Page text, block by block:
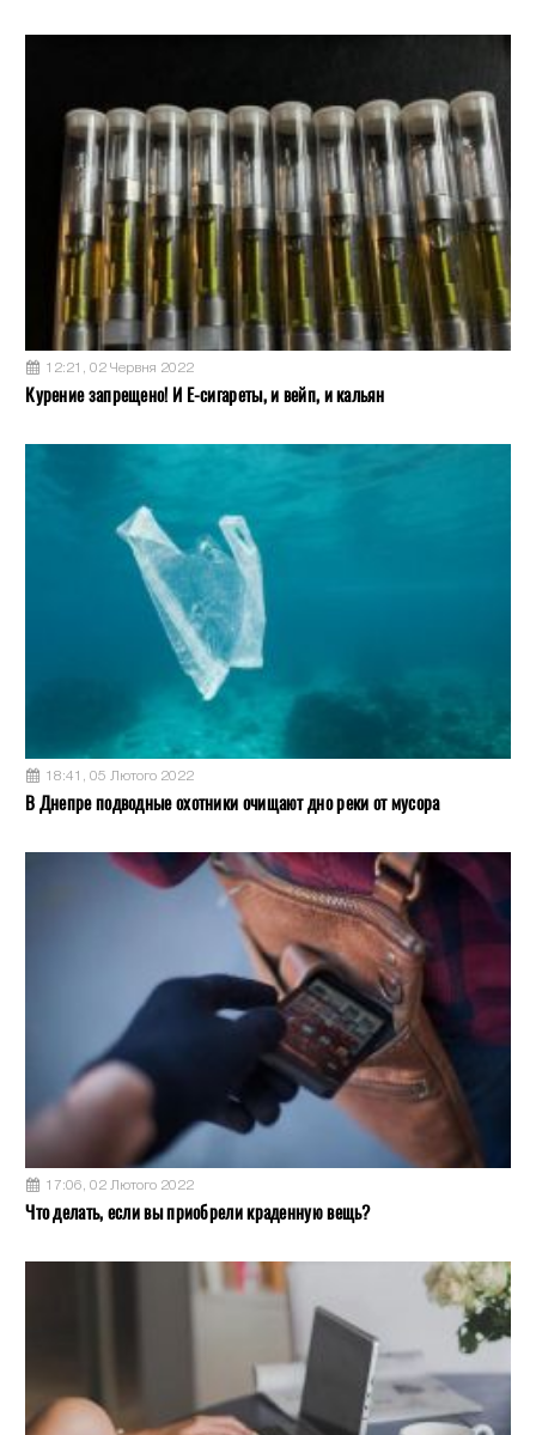
12:21, 02 Червня 2022
Курение запрещено! И Е-сигареты, и вейп, и кальян
18:41, 05 Лютого 2022
В Днепре подводные охотники очищают дно реки от мусора
17:06, 02 Лютого 2022
Что делать, если вы приобрели краденную вещь?